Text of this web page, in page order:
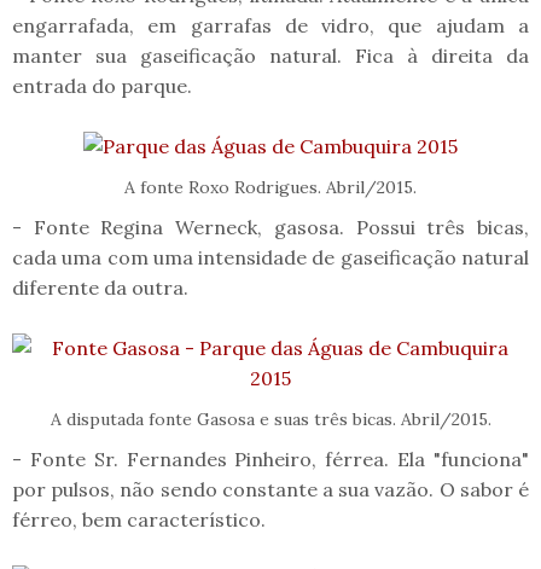
engarrafada, em garrafas de vidro, que ajudam a
manter sua gaseificação natural. Fica à direita da
entrada do parque.
A fonte Roxo Rodrigues. Abril/2015.
- Fonte Regina Werneck, gasosa. Possui três bicas,
cada uma com uma intensidade de gaseificação natural
diferente da outra.
A disputada fonte Gasosa e suas três bicas. Abril/2015.
- Fonte Sr. Fernandes Pinheiro, férrea. Ela "funciona"
por pulsos, não sendo constante a sua vazão. O sabor é
férreo, bem característico.